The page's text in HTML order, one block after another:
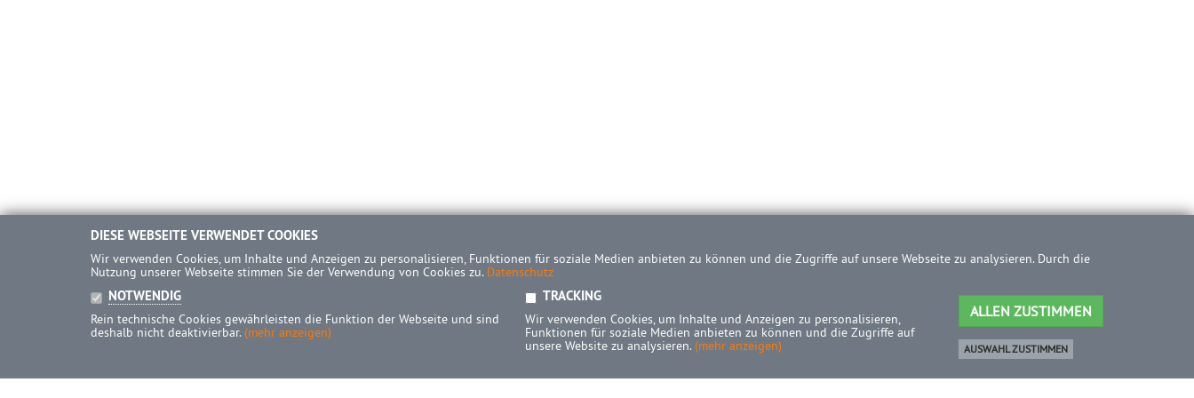
DIESE WEBSEITE VERWENDET COOKIES
Wir verwenden Cookies, um Inhalte und Anzeigen zu personalisieren, Funktionen für soziale Medien anbieten zu können und die Zugriffe auf unsere Webseite zu analysieren. Durch die
Nutzung unserer Webseite stimmen Sie der Verwendung von Cookies zu. Datenschutz
NOTWENDIG
Rein technische Cookies gewährleisten die Funktion der Webseite und sind
deshalb nicht deaktivierbar. (mehr anzeigen)
TRACKING
Wir verwenden Cookies, um Inhalte und Anzeigen zu personalisieren,
Funktionen für soziale Medien anbieten zu können und die Zugriffe auf
unsere Website zu analysieren. (mehr anzeigen)
ALLEN ZUSTIMMEN
AUSWAHL ZUSTIMMEN